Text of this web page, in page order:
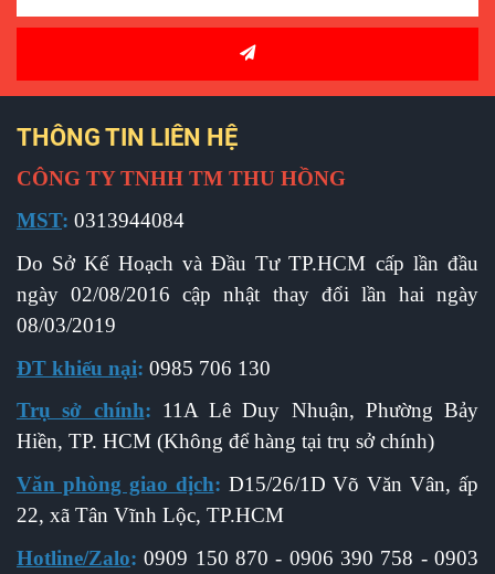
THÔNG TIN LIÊN HỆ
CÔNG TY TNHH TM THU HỒNG
MST: 0313944084
Do Sở Kế Hoạch và Đầu Tư TP.HCM cấp lần đầu
ngày 02/08/2016 cập nhật thay đổi lần hai ngày
08/03/2019
ĐT khiếu nại: 0985 706 130
Trụ sở chính: 11A Lê Duy Nhuận, Phường Bảy
Hiền, TP. HCM (Không để hàng tại trụ sở chính)
Văn phòng giao dịch: D15/26/1D Võ Văn Vân, ấp
22, xã Tân Vĩnh Lộc, TP.HCM
Hotline/Zalo: 0909 150 870 - 0906 390 758 - 0903